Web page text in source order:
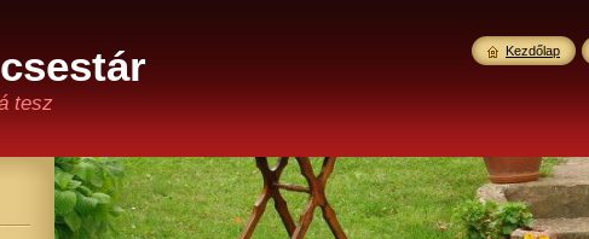
tesz
Kezdőlap